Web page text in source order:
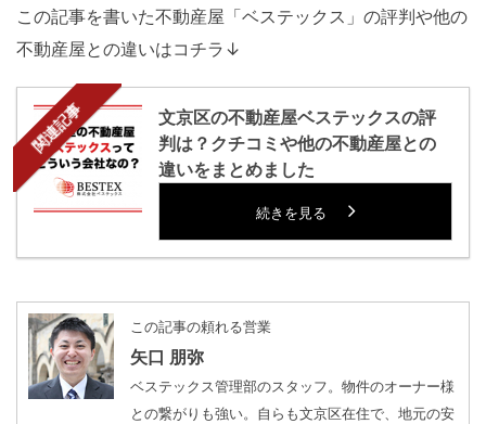
この記事を書いた不動産屋「ベステックス」の評判や他の
不動産屋との違いはコチラ↓
関連記事
文京区の不動産屋ベステックスの評
判は？クチコミや他の不動産屋との
違いをまとめました
続きを見る
この記事の頼れる営業
矢口 朋弥
ベステックス管理部のスタッフ。物件のオーナー様
との繋がりも強い。自らも文京区在住で、地元の安